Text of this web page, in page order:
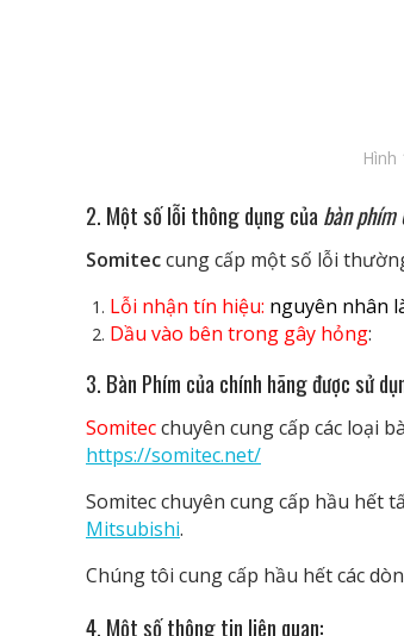
Hình
2. Một số lỗi thông dụng của bàn phím
Somiteccung cấp một số lỗi
Lỗi nhận tín hiệu: nguyên nhân
Dầu vào bên trong gây hỏng:
3. Bàn Phím của chính hãng được sử
Somitecchuyên cung cấp các loại
https://somitec.net/
Somitec chuyên cung cấp hầu hết
Mitsubishi.
Chúng tôi cung cấp hầu hết các
4. Một số thông tin liên quan: